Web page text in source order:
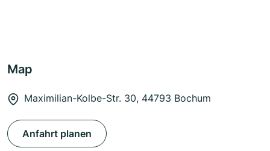
Map
Maximilian-Kolbe-Str. 30, 44793 Bochum
Anfahrt planen